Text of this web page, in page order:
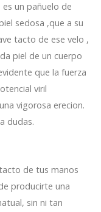
un pañuelo de
sedosa ,que a su
tacto de ese velo ,
piel de un cuerpo
que la fuerza
viril
vigorosa erecion.
dudas.
de tus manos
producirte una
sin ni tan